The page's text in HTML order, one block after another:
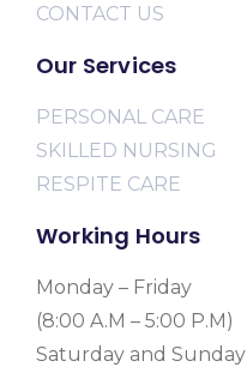
CONTACT US
Our Services
PERSONAL CARE
SKILLED NURSING
RESPITE CARE
Working Hours
Monday – Friday
(8:00 A.M – 5:00 P.M)
Saturday and Sunday